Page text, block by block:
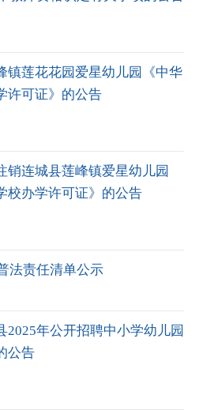
镇莲花花园爱星幼儿园《中华
许可证》的公告
销连城县莲峰镇爱星幼儿园
校办学许可证》的公告
法责任清单公示
2025年公开招聘中小学幼儿园
公告